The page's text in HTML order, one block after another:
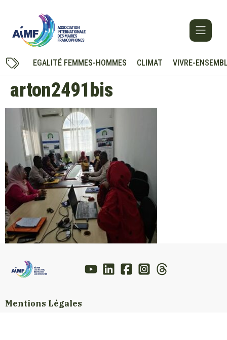
EGALITÉ FEMMES-HOMMES CLIMAT VIVRE-
arton2491bis
Mentions Légales